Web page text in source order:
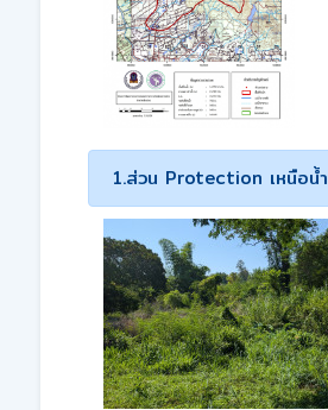
1.ส่วน Protection เหนือน้ำ